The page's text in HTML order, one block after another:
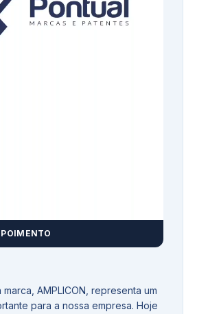
AMPLICON, representa um
para a nossa empresa. Hoje